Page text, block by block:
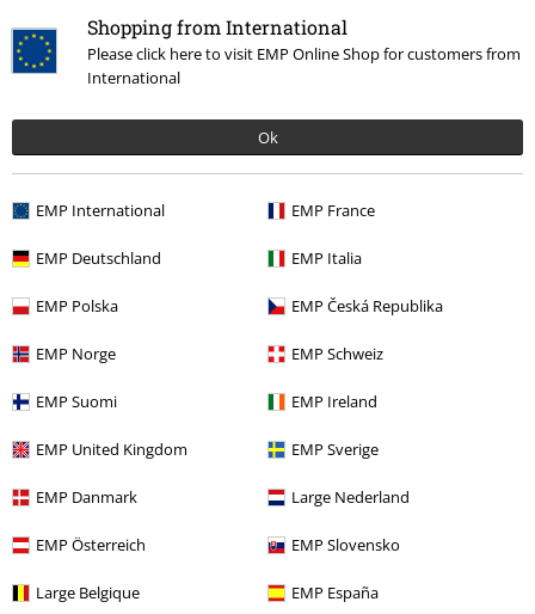
Shopping from International
Please click here to visit EMP Online Shop for customers from
International
Ok
EMP International EMP France
EMP Deutschland EMP Italia
EMP Polska EMP Česká Republika
EMP Norge EMP Schweiz
EMP Suomi EMP Ireland
EMP United Kingdom EMP Sverige
EMP Danmark Large Nederland
EMP Österreich EMP Slovensko
Large Belgique EMP España
Odeslat komentář
Byl tento komentář užitečný?
Publikováno: Úterý, 03.01.2023 4:50:14 AM
Dobrý den. Mají poklopec na zip prosím pěkně ?
Byl tento komentář užitečný?
1 Hodnocení
Publikováno: Neděle, 17.01.2021
Výška postavy v metrech: 1,78
Celková spokojenost.
Pěkný střih, dobrý materiál. Kvalita.
Design
Střih
Pomohlo Vám toto hodnocení?